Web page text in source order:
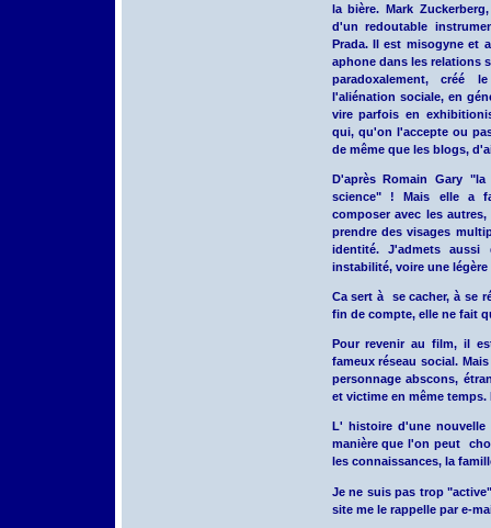
la bière. Mark
d'un redoutable
Prada. Il est misogyne et
aphone dans les relations
paradoxalement, créé
l'aliénation sociale, en
vire parfois en
qui, qu'on l'accepte ou
de même que les blogs,
D'après Romain Gary
science" ! Mais elle a
composer avec les
prendre des visages
identité. J'admets aussi
instabilité, voire une légère
Ca sert à se cacher, à se
fin de compte, elle ne fait
Pour revenir au film, il
fameux réseau social.
personnage abscons,
et victime en même
L' histoire d'une
manière que l'on peut
les connaissances, la
Je ne suis pas trop
site me le rappelle par e-